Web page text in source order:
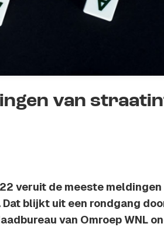
van
veruit de meeste meldingen
blijkt uit een rondgang
van Omroep WNL